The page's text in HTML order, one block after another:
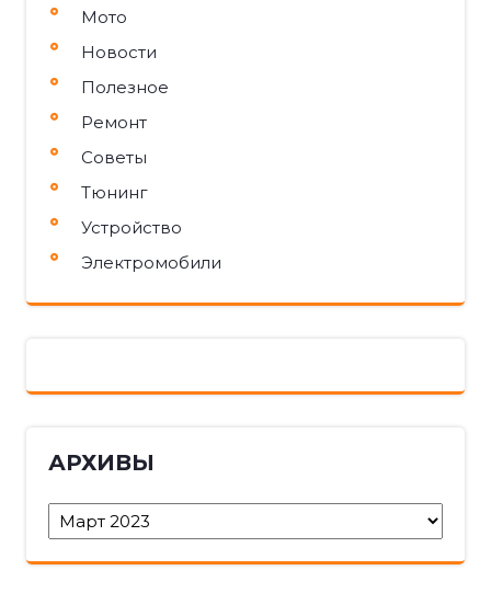
Мото
Новости
Полезное
Ремонт
Советы
Тюнинг
Устройство
Электромобили
АРХИВЫ
Архивы